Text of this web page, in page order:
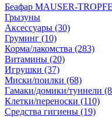
Беафар MAUSER-
Грызуны
Аксессуары (30)
Груминг (10)
Корма/лакомства (283)
Витамины (20)
Игрушки (37)
Миски/поилки (68)
Гамаки/домики/туннели
Клетки/переноски (110)
Средства гигиены (19)